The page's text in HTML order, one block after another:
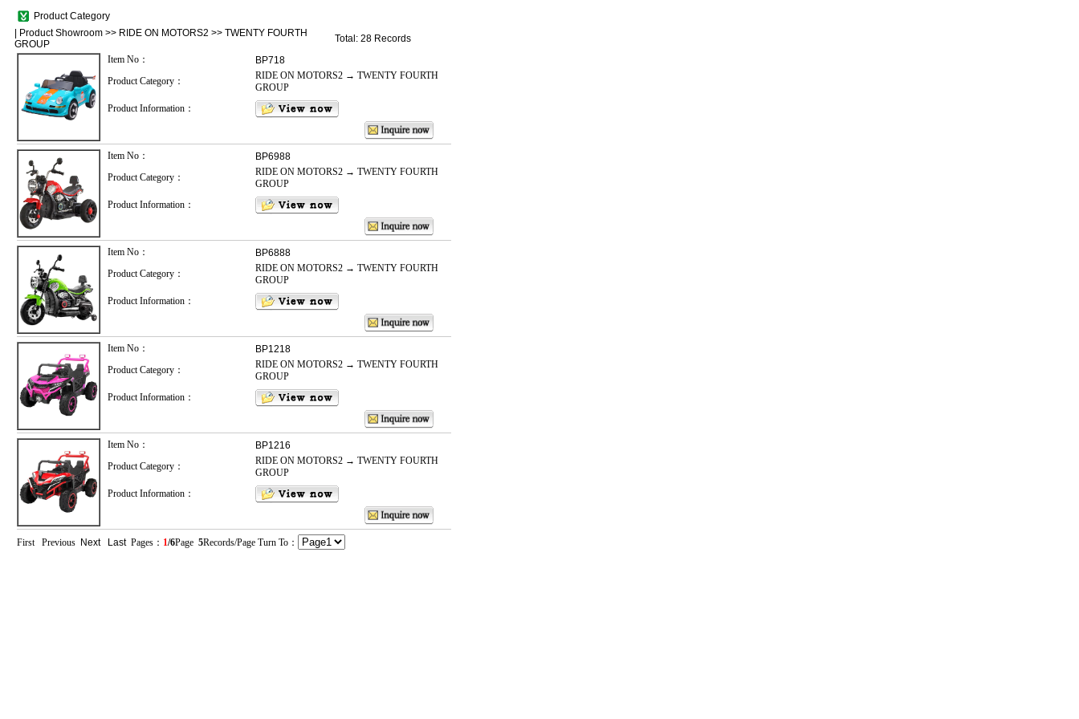
Product Category
Product Showroom >> RIDE ON MOTORS2 >> TWENTY FOURTH
GROUP
Total: 28 Records
Item No：
BP718
Product Category：
RIDE ON MOTORS2 → TWENTY FOURTH
GROUP
Product Information：
Item No：
BP6988
Product Category：
RIDE ON MOTORS2 → TWENTY FOURTH
GROUP
Product Information：
Item No：
BP6888
Product Category：
RIDE ON MOTORS2 → TWENTY FOURTH
GROUP
Product Information：
Item No：
BP1218
Product Category：
RIDE ON MOTORS2 → TWENTY FOURTH
GROUP
Product Information：
Item No：
BP1216
Product Category：
RIDE ON MOTORS2 → TWENTY FOURTH
GROUP
Product Information：
First Previous Next LastPages： 1/6Page 5Records/Page Turn To：